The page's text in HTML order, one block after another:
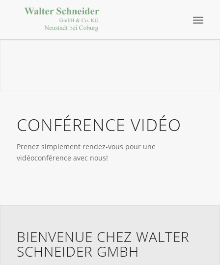
CONFÉRENCE VIDÉO
Prenez simplement rendez-vous pour une
vidéoconférence avec nous!
BIENVENUE CHEZ WALTER
SCHNEIDER GMBH